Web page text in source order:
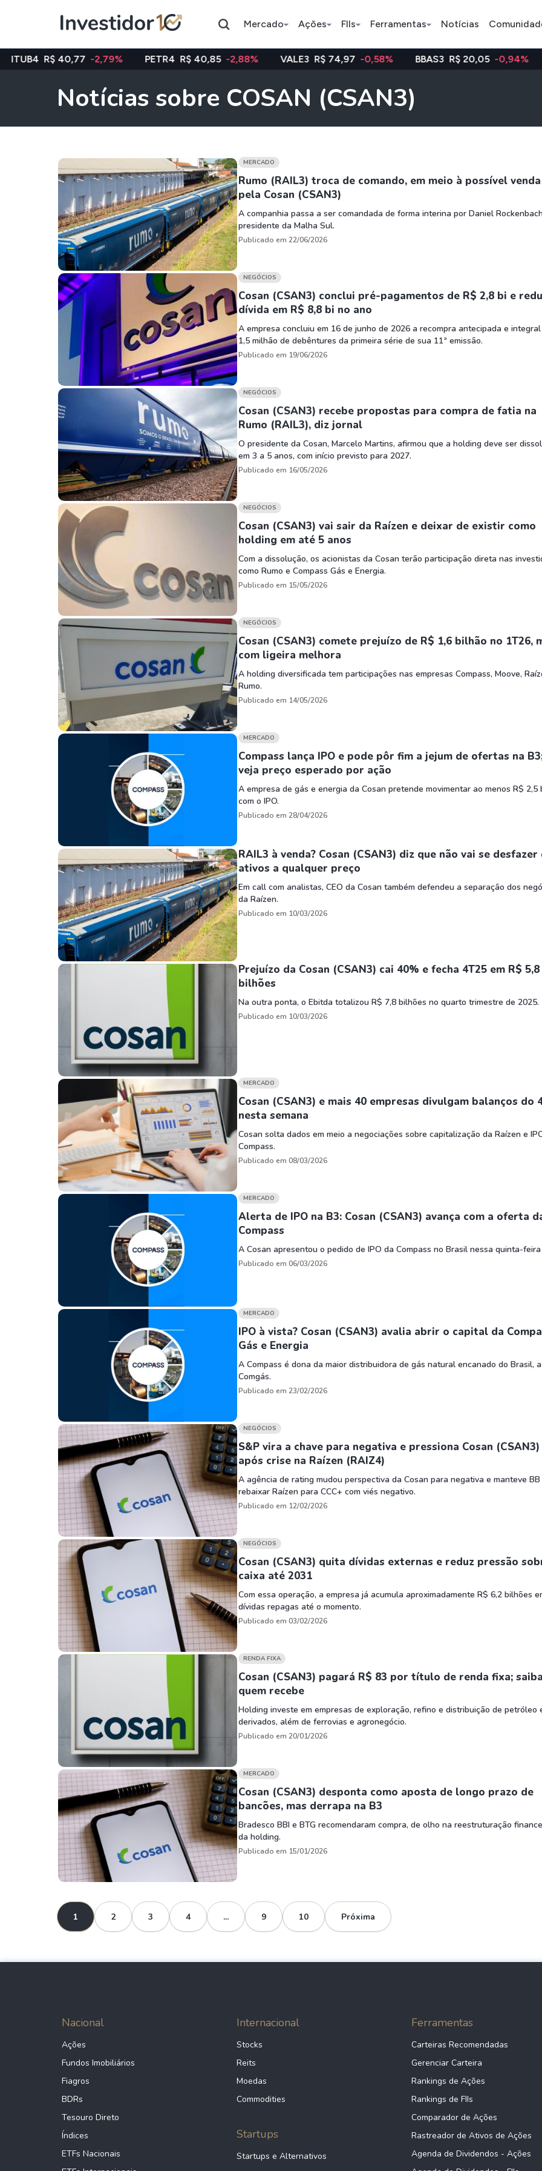
Mercado Ações FIIs Ferramentas Notícias
Assuntos do momento
Ações
Taesa
Itausa
Ambev
Weg
Klabin
Petrobrás
Ver todos
FIIs
XPML11
RECR11
HGLG11
XPLG11
KNRI11
KNCR11
Ver todos
ETFs
BOVA11
IVVB11
GOLD11
XINA11
Ver todos
Tesla
Meta
Ver todos
Bitcoin
Binance
Solana
Ver todos
40,77 -2,79% PETR4 R$ 40,85 -2,88% VALE3 R$ 74,97 -0,58% BBAS3 R$ 20,05 -0,94% WEGE3
Notícias sobre COSAN (CSAN3)
MERCADO
Rumo (RAIL3) troca de comando, em meio à possível venda
pela Cosan (CSAN3)
A companhia passa a ser comandada de forma interina por Daniel
presidente da Malha Sul.
Publicado em 22/06/2026
NEGÓCIOS
Cosan (CSAN3) conclui pré-pagamentos de R$ 2,8 bi e
dívida em R$ 8,8 bi no ano
A empresa concluiu em 16 de junho de 2026 a recompra antecipada e
1,5 milhão de debêntures da primeira série de sua 11ª emissão.
Publicado em 19/06/2026
NEGÓCIOS
Cosan (CSAN3) recebe propostas para compra de fatia na
Rumo (RAIL3), diz jornal
O presidente da Cosan, Marcelo Martins, afirmou que a holding deve ser
em 3 a 5 anos, com início previsto para 2027.
Publicado em 16/05/2026
NEGÓCIOS
Cosan (CSAN3) vai sair da Raízen e deixar de existir como
holding em até 5 anos
Com a dissolução, os acionistas da Cosan terão participação direta nas
como Rumo e Compass Gás e Energia.
Publicado em 15/05/2026
NEGÓCIOS
Cosan (CSAN3) comete prejuízo de R$ 1,6 bilhão no 1T26,
com ligeira melhora
A holding diversificada tem participações nas empresas Compass, Moove,
Rumo.
Publicado em 14/05/2026
MERCADO
Compass lança IPO e pode pôr fim a jejum de ofertas na
veja preço esperado por ação
A empresa de gás e energia da Cosan pretende movimentar ao menos R$ 2,5
com o IPO.
Publicado em 28/04/2026
RAIL3 à venda? Cosan (CSAN3) diz que não vai se desfazer
ativos a qualquer preço
Em call com analistas, CEO da Cosan também defendeu a separação dos
da Raízen.
Publicado em 10/03/2026
Prejuízo da Cosan (CSAN3) cai 40% e fecha 4T25 em R$ 5,8
bilhões
Na outra ponta, o Ebitda totalizou R$ 7,8 bilhões no quarto trimestre de 2025.
Publicado em 10/03/2026
MERCADO
Cosan (CSAN3) e mais 40 empresas divulgam balanços do
nesta semana
Cosan solta dados em meio a negociações sobre capitalização da Raízen e
Compass.
Publicado em 08/03/2026
MERCADO
Alerta de IPO na B3: Cosan (CSAN3) avança com a oferta
Compass
A Cosan apresentou o pedido de IPO da Compass no Brasil nessa quinta-
Publicado em 06/03/2026
MERCADO
IPO à vista? Cosan (CSAN3) avalia abrir o capital da
Gás e Energia
A Compass é dona da maior distribuidora de gás natural encanado do Brasil, a
Comgás.
Publicado em 23/02/2026
NEGÓCIOS
S&P vira a chave para negativa e pressiona Cosan (CSAN3)
após crise na Raízen (RAIZ4)
A agência de rating mudou perspectiva da Cosan para negativa e manteve BB
rebaixar Raízen para CCC+ com viés negativo.
Publicado em 12/02/2026
NEGÓCIOS
Cosan (CSAN3) quita dívidas externas e reduz pressão
caixa até 2031
Com essa operação, a empresa já acumula aproximadamente R$ 6,2 bilhões
dívidas repagas até o momento.
Publicado em 03/02/2026
RENDA FIXA
Cosan (CSAN3) pagará R$ 83 por título de renda fixa; saiba
quem recebe
Holding investe em empresas de exploração, refino e distribuição de petróleo
derivados, além de ferrovias e agronegócio.
Publicado em 20/01/2026
MERCADO
Cosan (CSAN3) desponta como aposta de longo prazo de
bancões, mas derrapa na B3
Bradesco BBI e BTG recomendaram compra, de olho na reestruturação
da holding.
Publicado em 15/01/2026
1 2 3 4 ... 9 10 Próxima
Nacional
Ações
Fundos Imobiliários
Fiagros
BDRs
Tesouro Direto
Índices
ETFs Nacionais
Internacional
Stocks
Reits
Moedas
Commodities
Startups
Startups e Alternativos
Ferramentas
Carteiras Recomendadas
Gerenciar Carteira
Rankings de Ações
Rankings de FIIs
Comparador de Ações
Rastreador de Ativos de Ações
Agenda de Dividendos - Ações